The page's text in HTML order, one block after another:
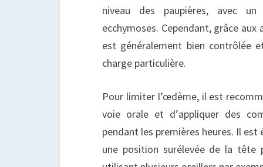
niveau des paupières, avec
ecchymoses. Cependant, grâce
est généralement bien contrôlée
charge particulière.
Pour limiter l’œdème, il est
voie orale et d’appliquer des
pendant les premières heures. Il
une position surélevée de la tête